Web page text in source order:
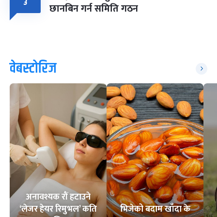
छानबिन गर्न समिति गठन
वेबस्टोरिज
अनावश्यक रौं हटाउने
‘लेजर हेयर रिमुभल’ कति
भिजेको बदाम खाँदा के